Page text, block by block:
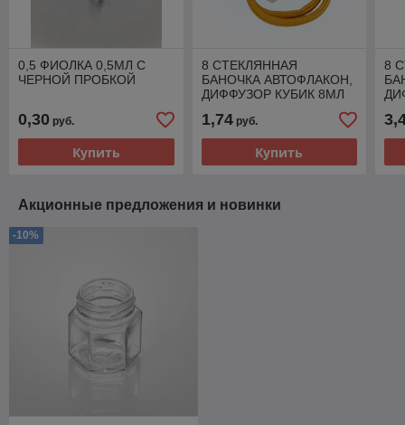
0,5 ФИОЛКА 0,5МЛ С
ЧЕРНОЙ ПРОБКОЙ
0,30 руб.
Купить
8 СТЕКЛЯННАЯ
БАНОЧКА АВТОФЛАКОН,
ДИФФУЗОР КУБИК 8МЛ
МАТОВЫЙ С ПРОБКОЙ-
ЗАГЛУШКОЙ И
ДЕРЕВЯННОЙ КРЫШКОЙ
1,74руб.
Купить
8
Акционные предложения и новинки
-10%